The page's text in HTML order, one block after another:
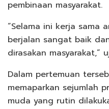
pembinaan masyarakat.
“Selama ini kerja sama
berjalan sangat baik
dirasakan masyarakat,”
Dalam pertemuan
memaparkan sejumlah
muda yang rutin